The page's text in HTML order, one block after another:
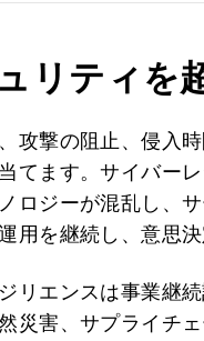
リティを
攻撃の阻止、侵入
てます。サイバー
ロジーが混乱し、
用を継続し、意思
リエンスは事業継
災害、サプライチ